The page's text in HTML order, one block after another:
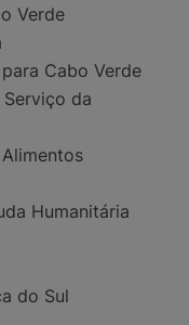
Verde
Cabo Verde
da
Humanitária
do Sul